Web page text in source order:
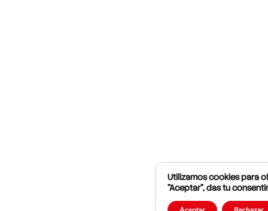
Utilizamos cookies para
"Aceptar", das tu